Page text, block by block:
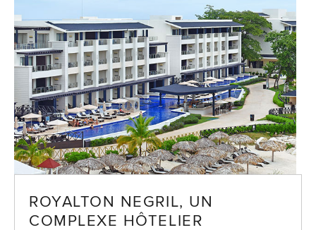
ROYALTON NEGRIL, UN
COMPLEXE HÔTELIER